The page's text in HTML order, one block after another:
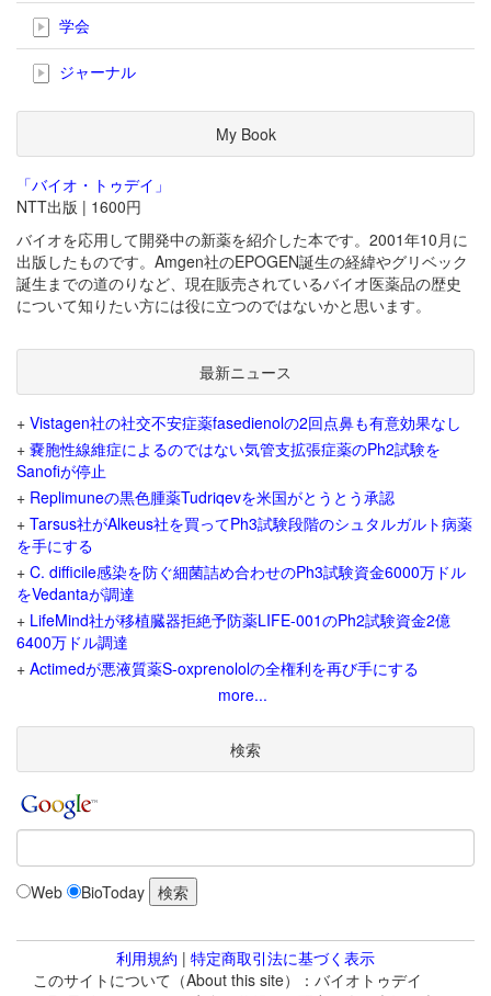
学会
ジャーナル
My Book
「バイオ・トゥデイ」
NTT出版 | 1600円
バイオを応用して開発中の新薬を紹介した本です。2001年10月に
出版したものです。Amgen社のEPOGEN誕生の経緯やグリベック
誕生までの道のりなど、現在販売されているバイオ医薬品の歴史
について知りたい方には役に立つのではないかと思います。
最新ニュース
+ Vistagen社の社交不安症薬fasedienolの2回点鼻も有意効果なし
+ 嚢胞性線維症によるのではない気管支拡張症薬のPh2試験を
Sanofiが停止
+ Replimuneの黒色腫薬Tudriqevを米国がとうとう承認
+ Tarsus社がAlkeus社を買ってPh3試験段階のシュタルガルト病薬
を手にする
+ C. difficile感染を防ぐ細菌詰め合わせのPh3試験資金6000万ドル
をVedantaが調達
+ LifeMind社が移植臓器拒絶予防薬LIFE-001のPh2試験資金2億
6400万ドル調達
+ Actimedが悪液質薬S-oxprenololの全権利を再び手にする
more...
検索
Web BioToday
利用規約 | 特定商取引法に基づく表示
このサイトについて（About this site）：バイオトゥデイ